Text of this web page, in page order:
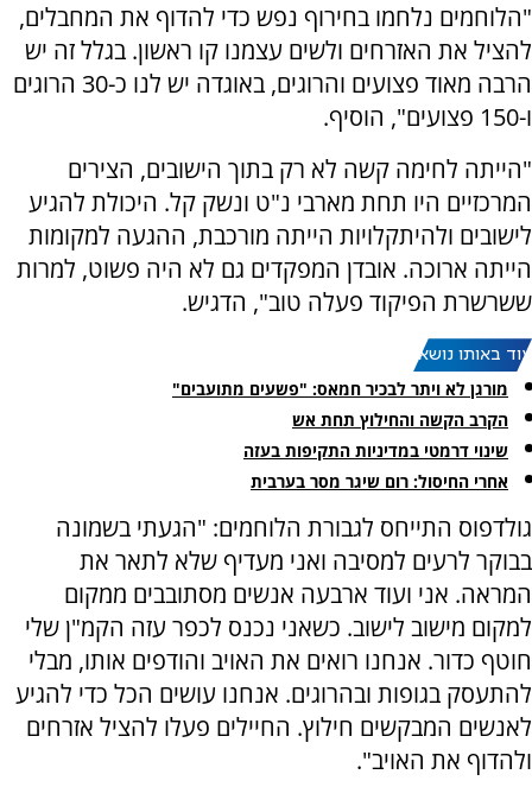
"הלוחמים נלחמו בחירוף נפש כדי להדוף את המחבלים,
להציל את האזרחים ולשים עצמנו קו ראשון. בגלל זה יש
הרבה מאוד פצועים והרוגים, באוגדה יש לנו כ-30 הרוגים
ו-150 פצועים", הוסיף.
"הייתה לחימה קשה לא רק בתוך הישובים, הצירים
המרכזיים היו תחת מארבי נ"ט ונשק קל. היכולת להגיע
לישובים ולהיתקלויות הייתה מורכבת, ההגעה למקומות
הייתה ארוכה. אובדן המפקדים גם לא היה פשוט, למרות
ששרשרת הפיקוד פעלה טוב", הדגיש.
עוד באותו נושא:
מורגן לא ויתר לבכיר חמאס: "פשעים מתועבים"
הקרב הקשה והחילוץ תחת אש
שינוי דרמטי במדיניות התקיפות בעזה
‏אחרי החיסול: רום שיגר מסר בערבית
גולדפוס התייחס לגבורת הלוחמים: "הגעתי בשמונה
בבוקר לרעים למסיבה ואני מעדיף שלא לתאר את
המראה. אני ועוד ארבעה אנשים מסתובבים ממקום
למקום מישוב לישוב. כשאני נכנס לכפר עזה הקמ"ן שלי
חוטף כדור. אנחנו רואים את האויב והודפים אותו, מבלי
להתעסק בגופות ובהרוגים. אנחנו עושים הכל כדי להגיע
לאנשים המבקשים חילוץ. החיילים פעלו להציל אזרחים
ולהדוף את האויב".